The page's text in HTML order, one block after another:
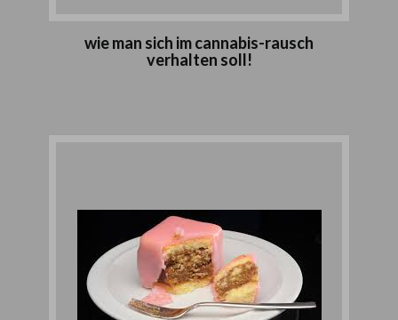
wie man sich im cannabis-rausch
verhalten soll!